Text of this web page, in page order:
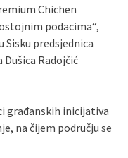
Chichen
podacima“,
predsjednica
Radojčić
građanskih inicijativa
na čijem području se